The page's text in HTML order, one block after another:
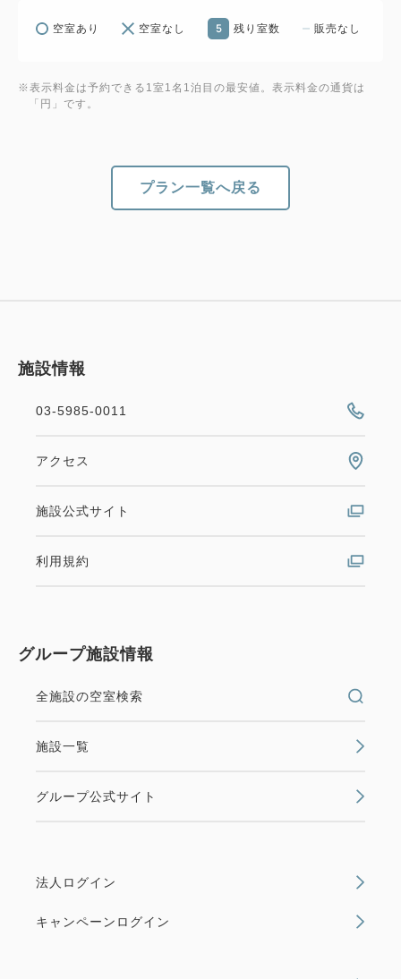
空室あり 空室なし 5 残り室数 販売なし
※表示料金は予約できる1室1名1泊目の最安値。表示料金の通貨は
「円」です。
プラン一覧へ戻る
施設情報
03-5985-0011
アクセス
施設公式サイト
利用規約
グループ施設情報
全施設の空室検索
施設一覧
グループ公式サイト
法人ログイン
キャンペーンログイン